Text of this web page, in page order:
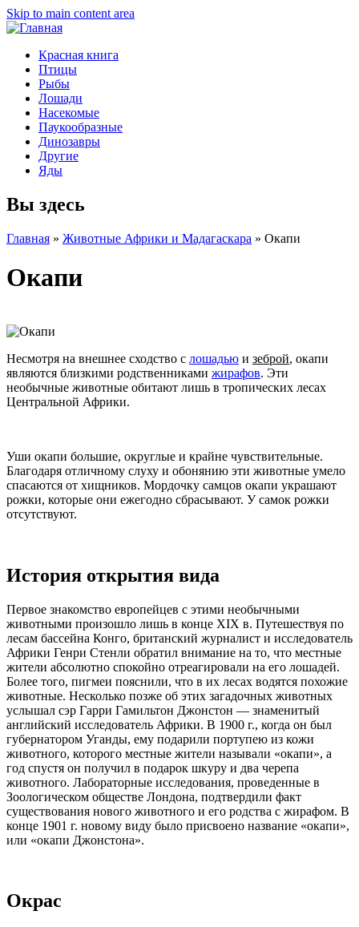
Skip to main content area
Красная книга
Птицы
Рыбы
Лошади
Насекомые
Паукообразные
Динозавры
Другие
Яды
Вы здесь
Главная » Животные Африки и Мадагаскара » Окапи
Окапи
Несмотря на внешнее сходство с лошадью и зеброй, окапи
являются близкими родственниками жирафов. Эти
необычные животные обитают лишь в тропических лесах
Центральной Африки.
Уши окапи большие, округлые и крайне чувствительные.
Благодаря отличному слуху и обонянию эти животные умело
спасаются от хищников. Мордочку самцов окапи украшают
рожки, которые они ежегодно сбрасывают. У самок рожки
отсутствуют.
История открытия вида
Первое знакомство европейцев с этими необычными
животными произошло лишь в конце XIX в. Путешествуя по
лесам бассейна Конго, британский журналист и исследователь
Африки Генри Стенли обратил внимание на то, что местные
жители абсолютно спокойно отреагировали на его лошадей.
Более того, пигмеи пояснили, что в их лесах водятся похожие
животные. Несколько позже об этих загадочных животных
услышал сэр Гарри Гамильтон Джонстон — знаменитый
английский исследователь Африки. В 1900 г., когда он был
губернатором Уганды, ему подарили портупею из кожи
животного, которого местные жители называли «окапи», а
год спустя он получил в подарок шкуру и два черепа
животного. Лабораторные исследования, проведенные в
Зоологическом обществе Лондона, подтвердили факт
существования нового животного и его родства с жирафом. В
конце 1901 г. новому виду было присвоено название «окапи»,
или «окапи Джонстона».
Окрас